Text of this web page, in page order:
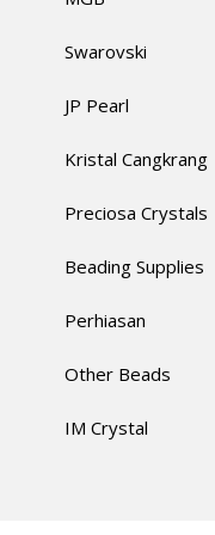
Swarovski
JP Pearl
Kristal Cangkrang
Preciosa Crystals
Beading Supplies
Perhiasan
Other Beads
IM Crystal